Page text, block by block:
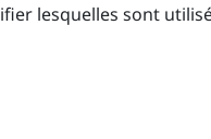
lesquelles sont